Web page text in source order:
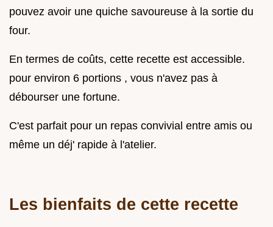
pouvez avoir une quiche savoureuse à la sortie du
four.
En termes de coûts, cette recette est accessible.
pour environ 6 portions , vous n'avez pas à
débourser une fortune.
C'est parfait pour un repas convivial entre amis ou
même un déj' rapide à l'atelier.
Les bienfaits de cette recette